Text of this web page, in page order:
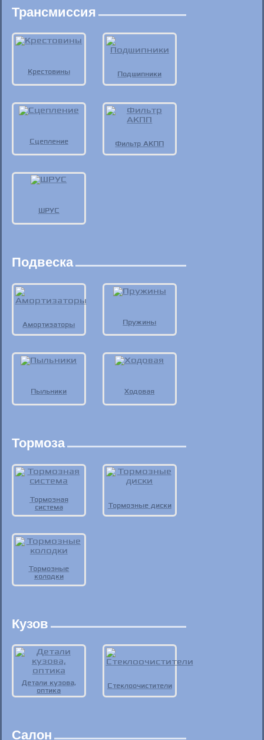
Трансмиссия
Крестовины Подшипники
Сцепление Фильтр АКПП
ШРУС
Подвеска
Амортизаторы Пружины
Пыльники Ходовая
Тормоза
Тормозная
система
Тормозные диски
Тормозные
колодки
Кузов
Детали кузова,
оптика
Стеклоочистители
Салон